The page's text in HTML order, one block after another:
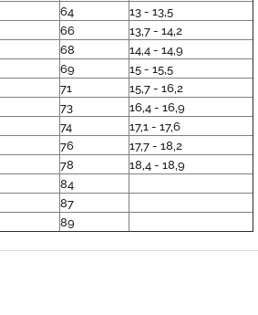
64
13 - 13,5
66
13,7 - 14,2
68
14,4 - 14,9
69
15 - 15,5
71
15,7 - 16,2
73
16,4 - 16,9
74
17,1 - 17,6
76
17,7 - 18,2
78
18,4 - 18,9
84
87
89